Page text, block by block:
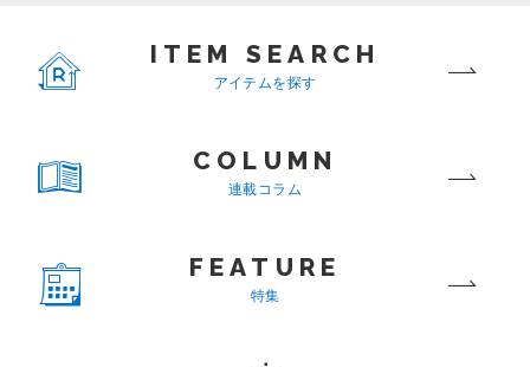
ITEM SEARCH
アイテムを探す
COLUMN
連載コラム
FEATURE
特集